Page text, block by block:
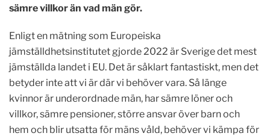
sämre villkor än vad män gör.
Enligt en mätning som Europeiska
jämställdhetsinstitutet gjorde 2022 är Sverige det mest
jämställda landet i EU. Det är såklart fantastiskt, men det
betyder inte att vi är där vi behöver vara. Så länge
kvinnor är underordnade män, har sämre löner och
villkor, sämre pensioner, större ansvar över barn och
hem och blir utsatta för mäns våld, behöver vi kämpa för